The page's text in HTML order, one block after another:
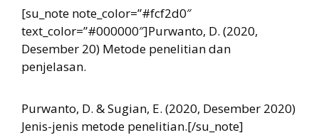
[su_note note_color=”#fcf2d0″
text_color=”#000000″]Purwanto, D. (2020,
Desember 20) Metode penelitian dan
penjelasan.
Purwanto, D. & Sugian, E. (2020, Desember 2020)
Jenis-jenis metode penelitian.[/su_note]